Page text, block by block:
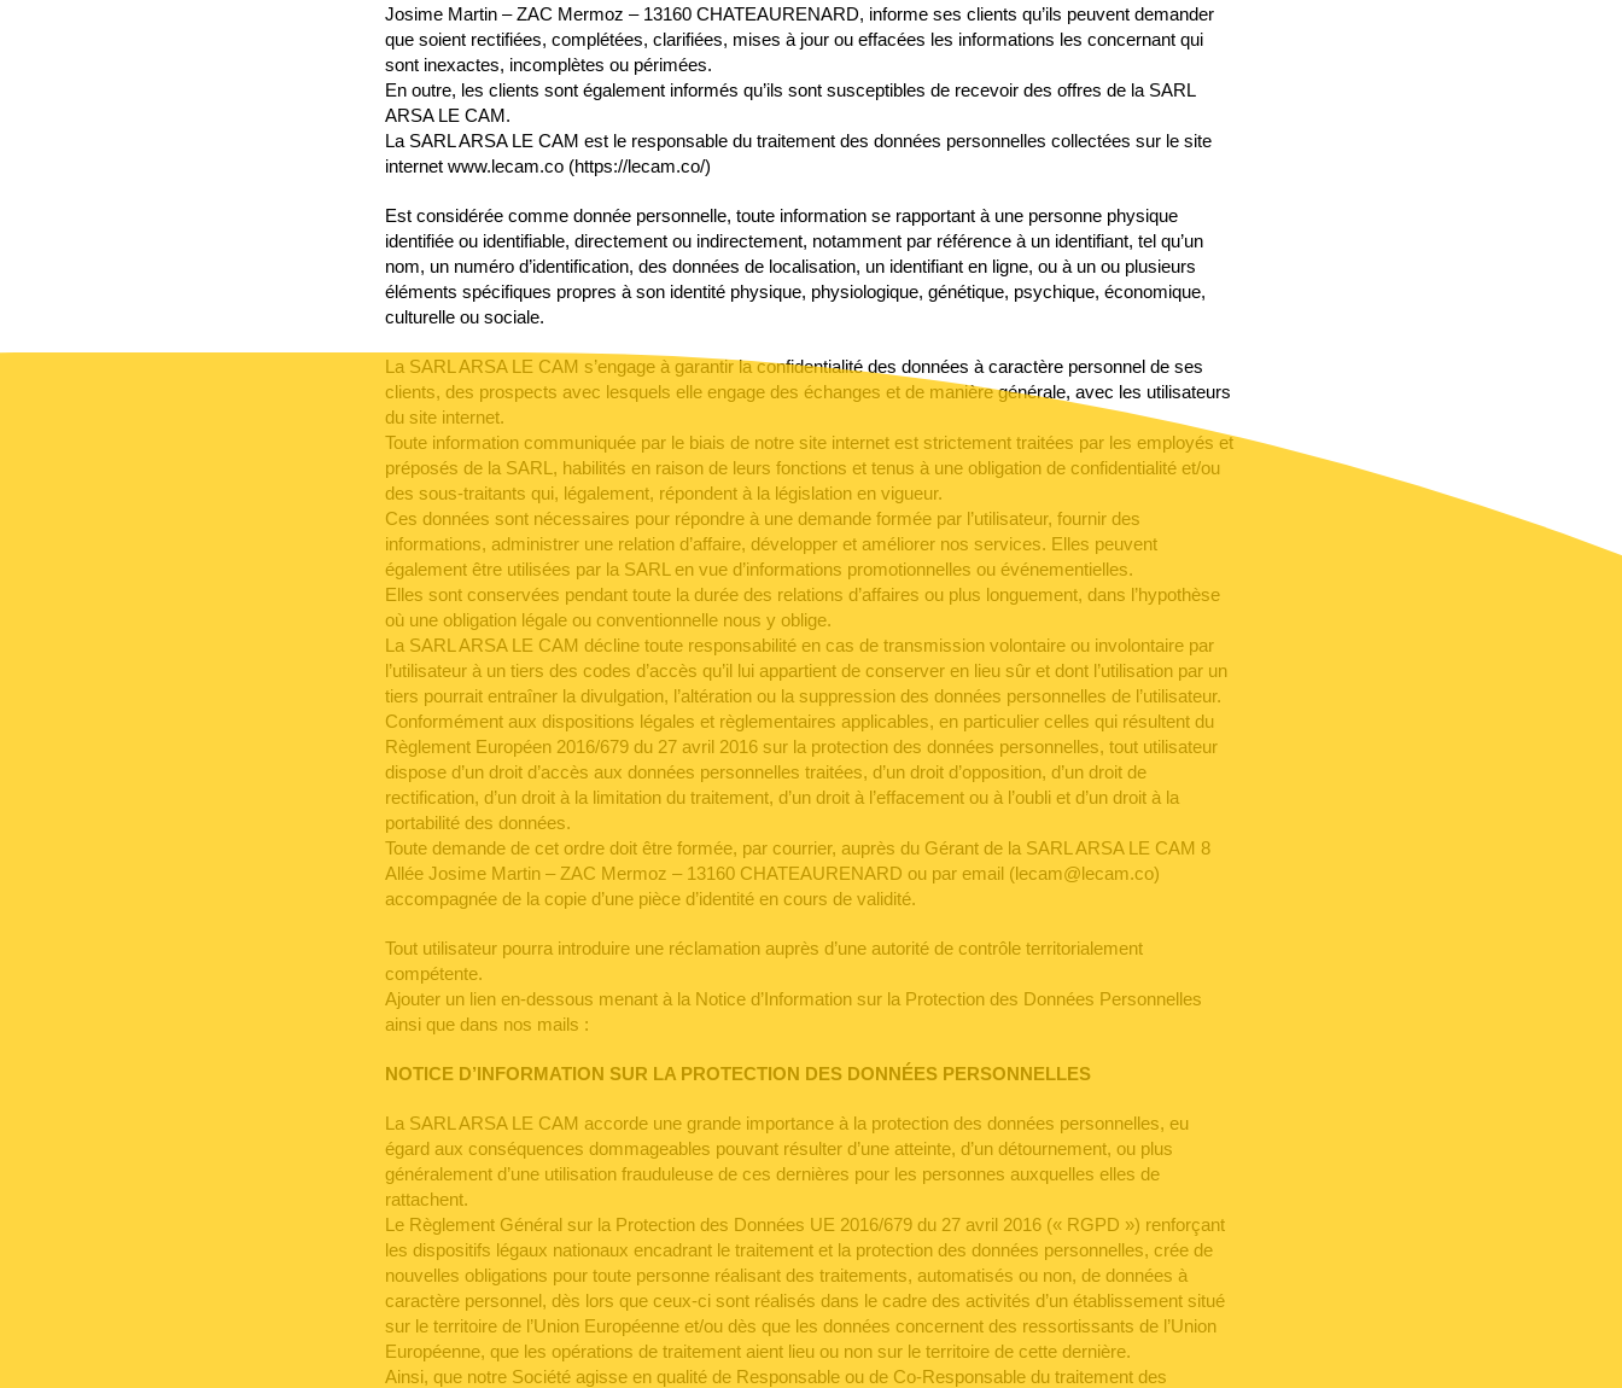
Josime Martin – ZAC Mermoz – 13160 CHATEAURENARD, informe ses clients qu’ils peuvent demander
que soient rectifiées, complétées, clarifiées, mises à jour ou effacées les informations les concernant qui
sont inexactes, incomplètes ou périmées.
En outre, les clients sont également informés qu’ils sont susceptibles de recevoir des offres de la SARL
ARSA LE CAM.
La SARL ARSA LE CAM est le responsable du traitement des données personnelles collectées sur le site
internet www.lecam.co (https://lecam.co/)
Est considérée comme donnée personnelle, toute information se rapportant à une personne physique
identifiée ou identifiable, directement ou indirectement, notamment par référence à un identifiant, tel qu’un
nom, un numéro d’identification, des données de localisation, un identifiant en ligne, ou à un ou plusieurs
éléments spécifiques propres à son identité physique, physiologique, génétique, psychique, économique,
culturelle ou sociale.
La SARL ARSA LE CAM s’engage à garantir la confidentialité des données à caractère personnel de ses
clients, des prospects avec lesquels elle engage des échanges et de manière générale, avec les utilisateurs
du site internet.
Toute information communiquée par le biais de notre site internet est strictement traitées par les employés et
préposés de la SARL, habilités en raison de leurs fonctions et tenus à une obligation de confidentialité et/ou
des sous-traitants qui, légalement, répondent à la législation en vigueur.
Ces données sont nécessaires pour répondre à une demande formée par l’utilisateur, fournir des
informations, administrer une relation d’affaire, développer et améliorer nos services. Elles peuvent
également être utilisées par la SARL en vue d’informations promotionnelles ou événementielles.
Elles sont conservées pendant toute la durée des relations d’affaires ou plus longuement, dans l’hypothèse
où une obligation légale ou conventionnelle nous y oblige.
La SARL ARSA LE CAM décline toute responsabilité en cas de transmission volontaire ou involontaire par
l’utilisateur à un tiers des codes d’accès qu’il lui appartient de conserver en lieu sûr et dont l’utilisation par un
tiers pourrait entraîner la divulgation, l’altération ou la suppression des données personnelles de l’utilisateur.
Conformément aux dispositions légales et règlementaires applicables, en particulier celles qui résultent du
Règlement Européen 2016/679 du 27 avril 2016 sur la protection des données personnelles, tout utilisateur
dispose d’un droit d’accès aux données personnelles traitées, d’un droit d’opposition, d’un droit de
rectification, d’un droit à la limitation du traitement, d’un droit à l’effacement ou à l’oubli et d’un droit à la
portabilité des données.
Toute demande de cet ordre doit être formée, par courrier, auprès du Gérant de la SARL ARSA LE CAM 8
Allée Josime Martin – ZAC Mermoz – 13160 CHATEAURENARD ou par email (lecam@lecam.co)
accompagnée de la copie d’une pièce d’identité en cours de validité.
Tout utilisateur pourra introduire une réclamation auprès d’une autorité de contrôle territorialement
compétente.
Ajouter un lien en-dessous menant à la Notice d’Information sur la Protection des Données Personnelles
ainsi que dans nos mails :
NOTICE D’INFORMATION SUR LA PROTECTION DES DONNÉES PERSONNELLES
La SARL ARSA LE CAM accorde une grande importance à la protection des données personnelles, eu
égard aux conséquences dommageables pouvant résulter d’une atteinte, d’un détournement, ou plus
généralement d’une utilisation frauduleuse de ces dernières pour les personnes auxquelles elles de
rattachent.
Le Règlement Général sur la Protection des Données UE 2016/679 du 27 avril 2016 (« RGPD ») renforçant
les dispositifs légaux nationaux encadrant le traitement et la protection des données personnelles, crée de
nouvelles obligations pour toute personne réalisant des traitements, automatisés ou non, de données à
caractère personnel, dès lors que ceux-ci sont réalisés dans le cadre des activités d’un établissement situé
sur le territoire de l’Union Européenne et/ou dès que les données concernent des ressortissants de l’Union
Européenne, que les opérations de traitement aient lieu ou non sur le territoire de cette dernière.
Ainsi, que notre Société agisse en qualité de Responsable ou de Co-Responsable du traitement des